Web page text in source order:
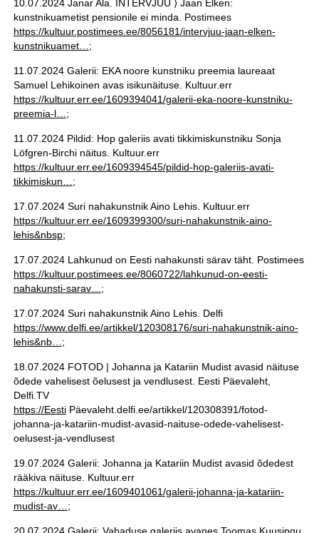
10.07.2024 Janar Ala. INTERVJUU ⟩ Jaan Elken:
kunstnikuametist pensionile ei minda. Postimees
https://kultuur.postimees.ee/8056181/intervjuu-jaan-elken-
kunstnikuamet… ;
11.07.2024 Galerii: EKA noore kunstniku preemia laureaat
Samuel Lehikoinen avas isikunäituse. Kultuur.err
https://kultuur.err.ee/1609394041/galerii-eka-noore-kunstniku-
preemia-l… ;
11.07.2024 Pildid: Hop galeriis avati tikkimiskunstniku Sonja
Löfgren-Birchi näitus. Kultuur.err
https://kultuur.err.ee/1609394545/pildid-hop-galeriis-avati-
tikkimiskun… ;
17.07.2024 Suri nahakunstnik Aino Lehis. Kultuur.err
https://kultuur.err.ee/1609399300/suri-nahakunstnik-aino-
lehis&nbsp;
17.07.2024 Lahkunud on Eesti nahakunsti särav täht. Postimees
https://kultuur.postimees.ee/8060722/lahkunud-on-eesti-
nahakunsti-sarav… ;
17.07.2024 Suri nahakunstnik Aino Lehis. Delfi
https://www.delfi.ee/artikkel/120308176/suri-nahakunstnik-aino-
lehis&nb… ;
18.07.2024 FOTOD | Johanna ja Katariin Mudist avasid näituse
õdede vahelisest õelusest ja vendlusest. Eesti Päevaleht,
Delfi.TV
https://EestiPäevaleht.delfi.ee/artikkel/120308391/fotod-
johanna-ja-katariin-mudist-avasid-naituse-odede-vahelisest-
oelusest-ja-vendlusest
19.07.2024 Galerii: Johanna ja Katariin Mudist avasid õdedest
rääkiva näituse. Kultuur.err
https://kultuur.err.ee/1609401061/galerii-johanna-ja-katariin-
mudist-av… ;
20.07.2024 Galerii: Vabaduse galeriis avanes Toomas Kuusingu